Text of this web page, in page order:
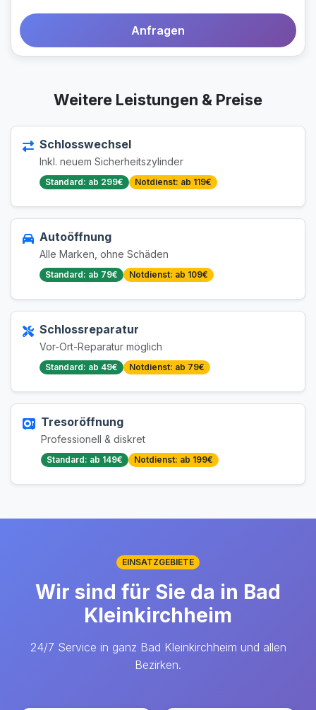
Anfragen
Weitere Leistungen & Preise
Schlosswechsel
Inkl. neuem Sicherheitszylinder
Standard: ab 299€ Notdienst: ab 119€
Autoöffnung
Alle Marken, ohne Schäden
Standard: ab 79€ Notdienst: ab 109€
Schlossreparatur
Vor-Ort-Reparatur möglich
Standard: ab 49€ Notdienst: ab 79€
Tresoröffnung
Professionell & diskret
Standard: ab 149€ Notdienst: ab 199€
EINSATZGEBIETE
Wir sind für Sie da in Bad
Kleinkirchheim
24/7 Service in ganz Bad Kleinkirchheim und allen
Bezirken.